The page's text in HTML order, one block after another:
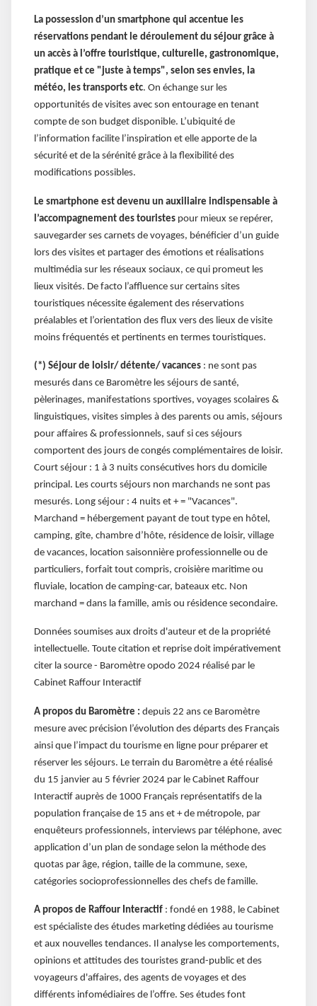
La possession d’un smartphone qui accentue les
réservations pendant le déroulement du séjour grâce à
un accès à l’offre touristique, culturelle, gastronomique,
pratique et ce "juste à temps", selon ses envies, la
météo, les transports etc. On échange sur les
opportunités de visites avec son entourage en tenant
compte de son budget disponible. L’ubiquité de
l’information facilite l’inspiration et elle apporte de la
sécurité et de la sérénité grâce à la flexibilité des
modifications possibles.
Le smartphone est devenu un auxiliaire indispensable à
l’accompagnement des touristes pour mieux se repérer,
sauvegarder ses carnets de voyages, bénéficier d’un guide
lors des visites et partager des émotions et réalisations
multimédia sur les réseaux sociaux, ce qui promeut les
lieux visités. De facto l’affluence sur certains sites
touristiques nécessite également des réservations
préalables et l’orientation des flux vers des lieux de visite
moins fréquentés et pertinents en termes touristiques.
(*) Séjour de loisir/ détente/ vacances : ne sont pas
mesurés dans ce Baromètre les séjours de santé,
pèlerinages, manifestations sportives, voyages scolaires &
linguistiques, visites simples à des parents ou amis, séjours
pour affaires & professionnels, sauf si ces séjours
comportent des jours de congés complémentaires de loisir.
Court séjour : 1 à 3 nuits consécutives hors du domicile
principal. Les courts séjours non marchands ne sont pas
mesurés. Long séjour : 4 nuits et + = "Vacances".
Marchand = hébergement payant de tout type en hôtel,
camping, gîte, chambre d’hôte, résidence de loisir, village
de vacances, location saisonnière professionnelle ou de
particuliers, forfait tout compris, croisière maritime ou
fluviale, location de camping-car, bateaux etc. Non
marchand = dans la famille, amis ou résidence secondaire.
Données soumises aux droits d'auteur et de la propriété
intellectuelle. Toute citation et reprise doit impérativement
citer la source - Baromètre opodo 2024 réalisé par le
Cabinet Raffour Interactif
A propos du Baromètre : depuis 22 ans ce Baromètre
mesure avec précision l’évolution des départs des Français
ainsi que l’impact du tourisme en ligne pour préparer et
réserver les séjours. Le terrain du Baromètre a été réalisé
du 15 janvier au 5 février 2024 par le Cabinet Raffour
Interactif auprès de 1000 Français représentatifs de la
population française de 15 ans et + de métropole, par
enquêteurs professionnels, interviews par téléphone, avec
application d’un plan de sondage selon la méthode des
quotas par âge, région, taille de la commune, sexe,
catégories socioprofessionnelles des chefs de famille.
A propos de Raffour Interactif : fondé en 1988, le Cabinet
est spécialiste des études marketing dédiées au tourisme
et aux nouvelles tendances. Il analyse les comportements,
opinions et attitudes des touristes grand-public et des
voyageurs d'affaires, des agents de voyages et des
différents infomédiaires de l’offre. Ses études font